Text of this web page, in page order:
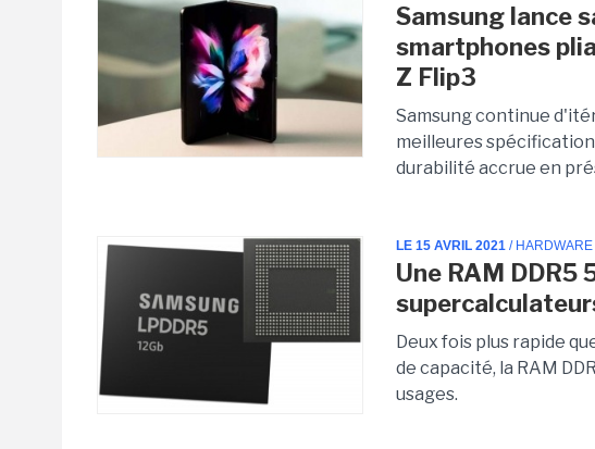
Samsung lance
smartphones
Z Flip3
Samsung continue
meilleures
durabilité accrue en
LE 15 AVRIL 2021 / HARDWARE
Une RAM DDR5
Deux fois plus rapide
de capacité, la RAM
usages.